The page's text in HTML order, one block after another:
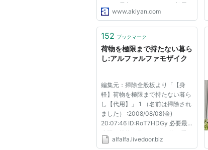
さあ、長文いきますよ。 お部屋
も心もすっきりする 持たない暮
しました 全体で -人 がクリック
www.akiyan.com
152 ブックマーク
荷物を極限まで持たない暮ら
し:アルファルファモザイク
編集元：掃除全般板より「【身
軽】荷物を極限まで持たない暮ら
し【代用】」 1 （名前は掃除され
ました） :2008/08/08(金)
20:07:46 ID:RoT7HDGy 必要最
小限の荷物で暮らしたい 物に愛
着を持つことを、否定はしないが
alfalfa.livedoor.biz